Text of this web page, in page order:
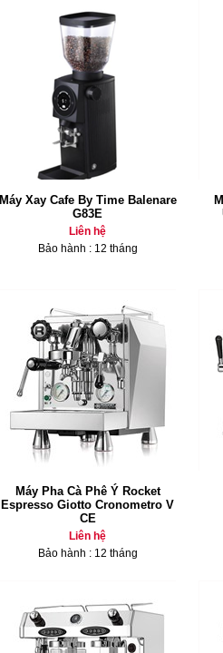
Máy Xay Cafe By Time Balenare
G83E
Liên hệ
Bảo hành : 12 tháng
Máy Pha Cà Phê Ý Rocket
Espresso Giotto Cronometro V
CE
Liên hệ
Bảo hành : 12 tháng